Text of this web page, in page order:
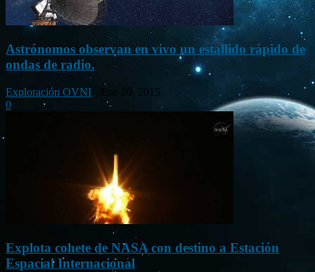
Astrónomos observan en vivo un estallido rápido de
ondas de radio.
Exploración OVNI
Ene 20, 2015
0
Explota cohete de NASA con destino a Estación
Espacial Internacional